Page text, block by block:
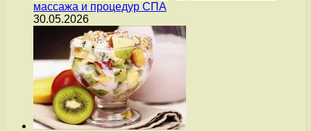
массажа и процедур СПА
30.05.2026